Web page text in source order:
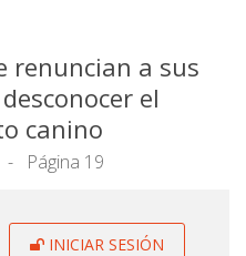
renuncian a sus
el
canino
Página 19
INICIAR SESIÓN